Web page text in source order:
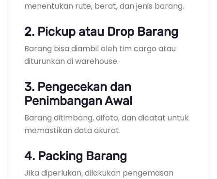
menentukan rute, berat, dan jenis barang.
2. Pickup atau Drop Barang
Barang bisa diambil oleh tim cargo atau
diturunkan di warehouse.
3. Pengecekan dan
Penimbangan Awal
Barang ditimbang, difoto, dan dicatat untuk
memastikan data akurat.
4. Packing Barang
Jika diperlukan, dilakukan pengemasan